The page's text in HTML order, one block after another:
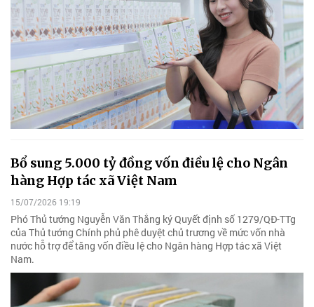
Bổ sung 5.000 tỷ đồng vốn điều lệ cho Ngân
hàng Hợp tác xã Việt Nam
15/07/2026 19:19
Phó Thủ tướng Nguyễn Văn Thắng ký Quyết định số 1279/QĐ-TTg
của Thủ tướng Chính phủ phê duyệt chủ trương về mức vốn nhà
nước hỗ trợ để tăng vốn điều lệ cho Ngân hàng Hợp tác xã Việt
Nam.